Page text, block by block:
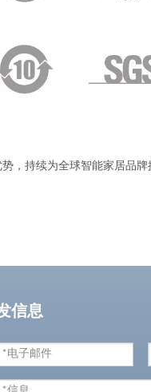
，持续为全球智能家居品
信息